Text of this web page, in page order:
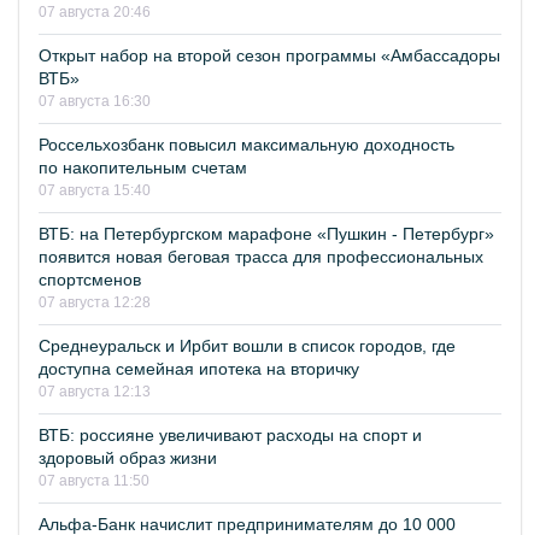
07 августа 20:46
Открыт набор на второй сезон программы «Амбассадоры
ВТБ»
07 августа 16:30
Россельхозбанк повысил максимальную доходность
по накопительным счетам
07 августа 15:40
ВТБ: на Петербургском марафоне «Пушкин - Петербург»
появится новая беговая трасса для профессиональных
спортсменов
07 августа 12:28
Среднеуральск и Ирбит вошли в список городов, где
доступна семейная ипотека на вторичку
07 августа 12:13
ВТБ: россияне увеличивают расходы на спорт и
здоровый образ жизни
07 августа 11:50
Альфа-Банк начислит предпринимателям до 10 000